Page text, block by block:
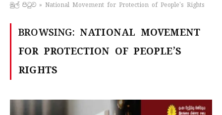
මුල් පිටු​ව » National Movement for Protection of People's Rights
BROWSING: NATIONAL MOVEMENT
FOR PROTECTION OF PEOPLE’S
RIGHTS